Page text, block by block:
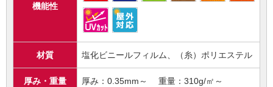
機能性
材質 塩化ビニールフィルム、（糸）ポリエステル
厚み・重量 厚み：0.35mm～ 重量：310g/㎡～